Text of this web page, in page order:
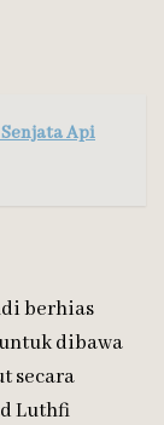
Api
berhias
dibawa
secara
Luthfi